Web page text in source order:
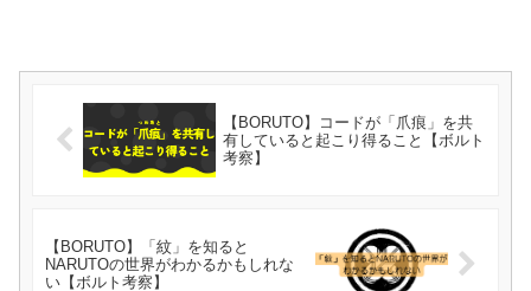
【BORUTO】コードが「爪痕」を共
有していると起こり得ること【ボルト
考察】
【BORUTO】「紋」を知ると
NARUTOの世界がわかるかもしれな
い【ボルト考察】